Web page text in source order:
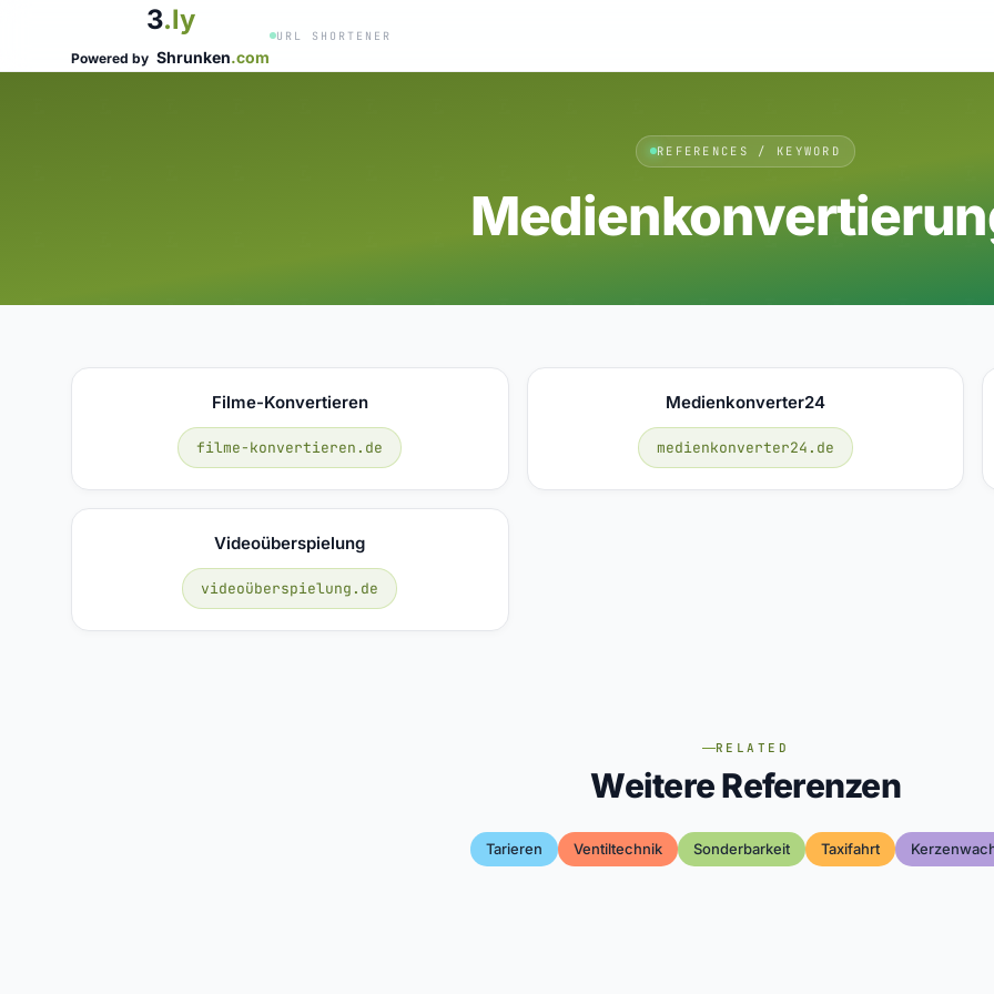
3.ly
Powered by Shrunken.com
URL SHORTENER
REFERENCES / KEYWORD
Filme-Konvertieren
filme-konvertieren.de
Medienkonverter24
medienkonverter24.de
Videoüberspielung
videoüberspielung.de
RELATED
Weitere Referenzen
Tarieren Ventiltechnik Sonderbarkeit Taxifahrt